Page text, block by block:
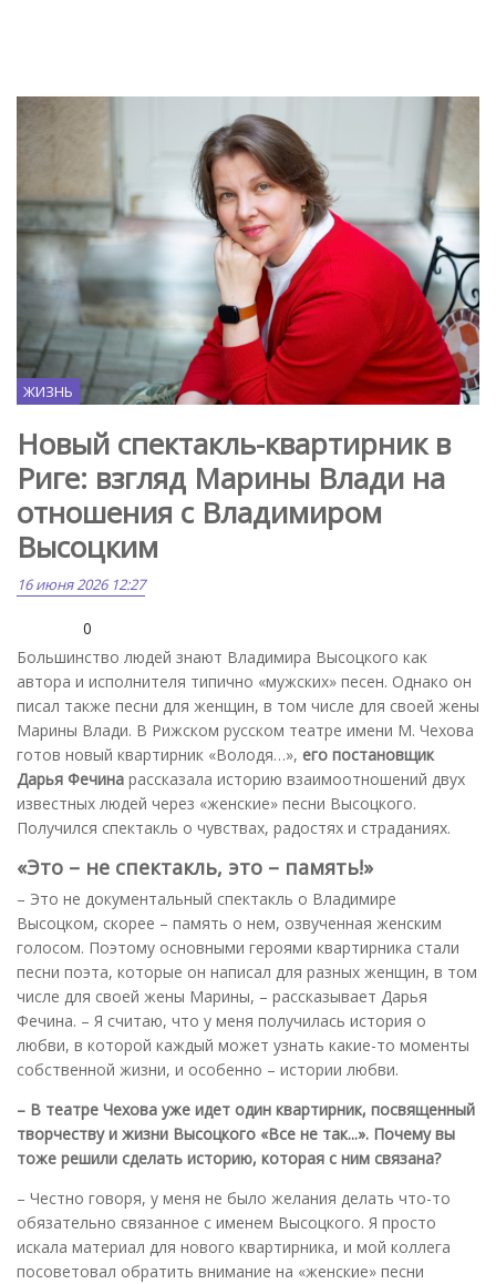
ЖИЗНЬ
Новый спектакль-квартирник в
Риге: взгляд Марины Влади на
отношения с Владимиром
Высоцким
16 июня 2026 12:27
0
Большинство людей знают Владимира Высоцкого как
автора и исполнителя типично «мужских» песен. Однако он
писал также песни для женщин, в том числе для своей жены
Марины Влади. В Рижском русском театре имени М. Чехова
готов новый квартирник «Володя…», его постановщик
Дарья Фечина рассказала историю взаимоотношений двух
известных людей через «женские» песни Высоцкого.
Получился спектакль о чувствах, радостях и страданиях.
«Это – не спектакль, это – память!»
– Это не документальный спектакль о Владимире
Высоцком, скорее – память о нем, озвученная женским
голосом. Поэтому основными героями квартирника стали
песни поэта, которые он написал для разных женщин, в том
числе для своей жены Марины, – рассказывает Дарья
Фечина. – Я считаю, что у меня получилась история о
любви, в которой каждый может узнать какие-то моменты
собственной жизни, и особенно – истории любви.
– В театре Чехова уже идет один квартирник, посвященный
творчеству и жизни Высоцкого «Все не так...». Почему вы
тоже решили сделать историю, которая с ним связана?
– Честно говоря, у меня не было желания делать что-то
обязательно связанное с именем Высоцкого. Я просто
искала материал для нового квартирника, и мой коллега
посоветовал обратить внимание на «женские» песни